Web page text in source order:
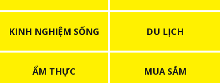
KINH NGHIỆM SỐNG DU LỊCH
ẨM THỰC MUA SẮM